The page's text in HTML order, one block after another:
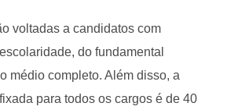
voltadas a candidatos com
do fundamental
médio completo. Além disso, a
para todos os cargos é de 40